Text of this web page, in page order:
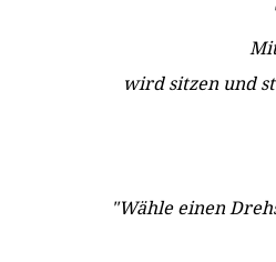
wird sitzen und
"Wähle einen